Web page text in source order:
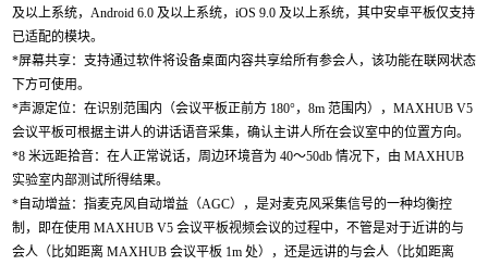
及以上系统， Android 6.0 及以上系统， iOS 9.0 及以上系统，其中安卓平板仅支持
已适配的模块。
*屏幕共享：支持通过软件将设备桌面内容共享给所有参会人，该功能在联网状态
下方可使用。
*声源定位：在识别范围内（会议平板正前方 180°， 8m 范围内）， MAXHUB V5
会议平板可根据主讲人的讲话语音采集，确认主讲人所在会议室中的位置方向。
*8 米远距拾音：在人正常说话，周边环境音为 40～50db 情况下，由 MAXHUB
实验室内部测试所得结果。
*自动增益：指麦克风自动增益（AGC），是对麦克风采集信号的一种均衡控
制，即在使用 MAXHUB V5 会议平板视频会议的过程中，不管是对于近讲的与
会人（比如距离 MAXHUB 会议平板 1m 处），还是远讲的与会人（比如距离